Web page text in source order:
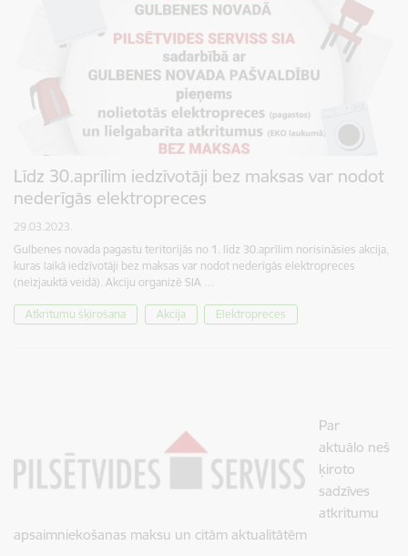
Līdz 30.aprīlim iedzīvotāji bez maksas var nodot
nederīgās elektropreces
29.03.2023.
Gulbenes novada pagastu teritorijās no 1. līdz 30.aprīlim norisināsies akcija,
kuras laikā iedzīvotāji bez maksas var nodot nederīgās elektropreces
(neizjauktā veidā). Akciju organizē SIA …
Atkritumu šķirošana Akcija Elektropreces
Par
aktuālo neš
ķiroto
sadzīves
atkritumu
apsaimniekošanas maksu un citām aktualitātēm